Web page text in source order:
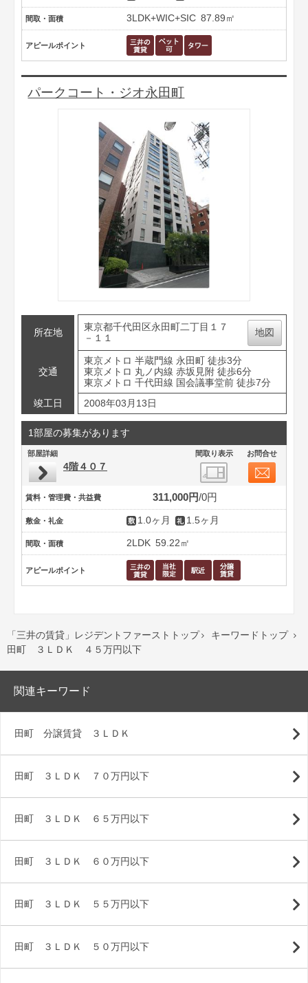
間取・面積 3LDK+WIC+SIC 87.89㎡
アピールポイント
パークコート・ジオ永田町
所在地
東京都千代田区永田町二丁目１７
－１１
地図
交通
東京メトロ 半蔵門線 永田町 徒歩3分
東京メトロ 丸ノ内線 赤坂見附 徒歩6分
東京メトロ 千代田線 国会議事堂前 徒歩7分
竣工日
2008年03月13日
1部屋の募集があります
部屋詳細 間取り表示 お問合せ
4階４０７
賃料・管理費・共益費 311,000円 0円
敷金・礼金 1.0ヶ月 1.5ヶ月
間取・面積 2LDK 59.22㎡
アピールポイント
「三井の賃貸」レジデントファーストトップ  キーワードトップ 
田町 ３ＬＤＫ ４５万円以下
関連キーワード
田町 分譲賃貸 ３ＬＤＫ
田町 ３ＬＤＫ ７０万円以下
田町 ３ＬＤＫ ６５万円以下
田町 ３ＬＤＫ ６０万円以下
田町 ３ＬＤＫ ５５万円以下
田町 ３ＬＤＫ ５０万円以下